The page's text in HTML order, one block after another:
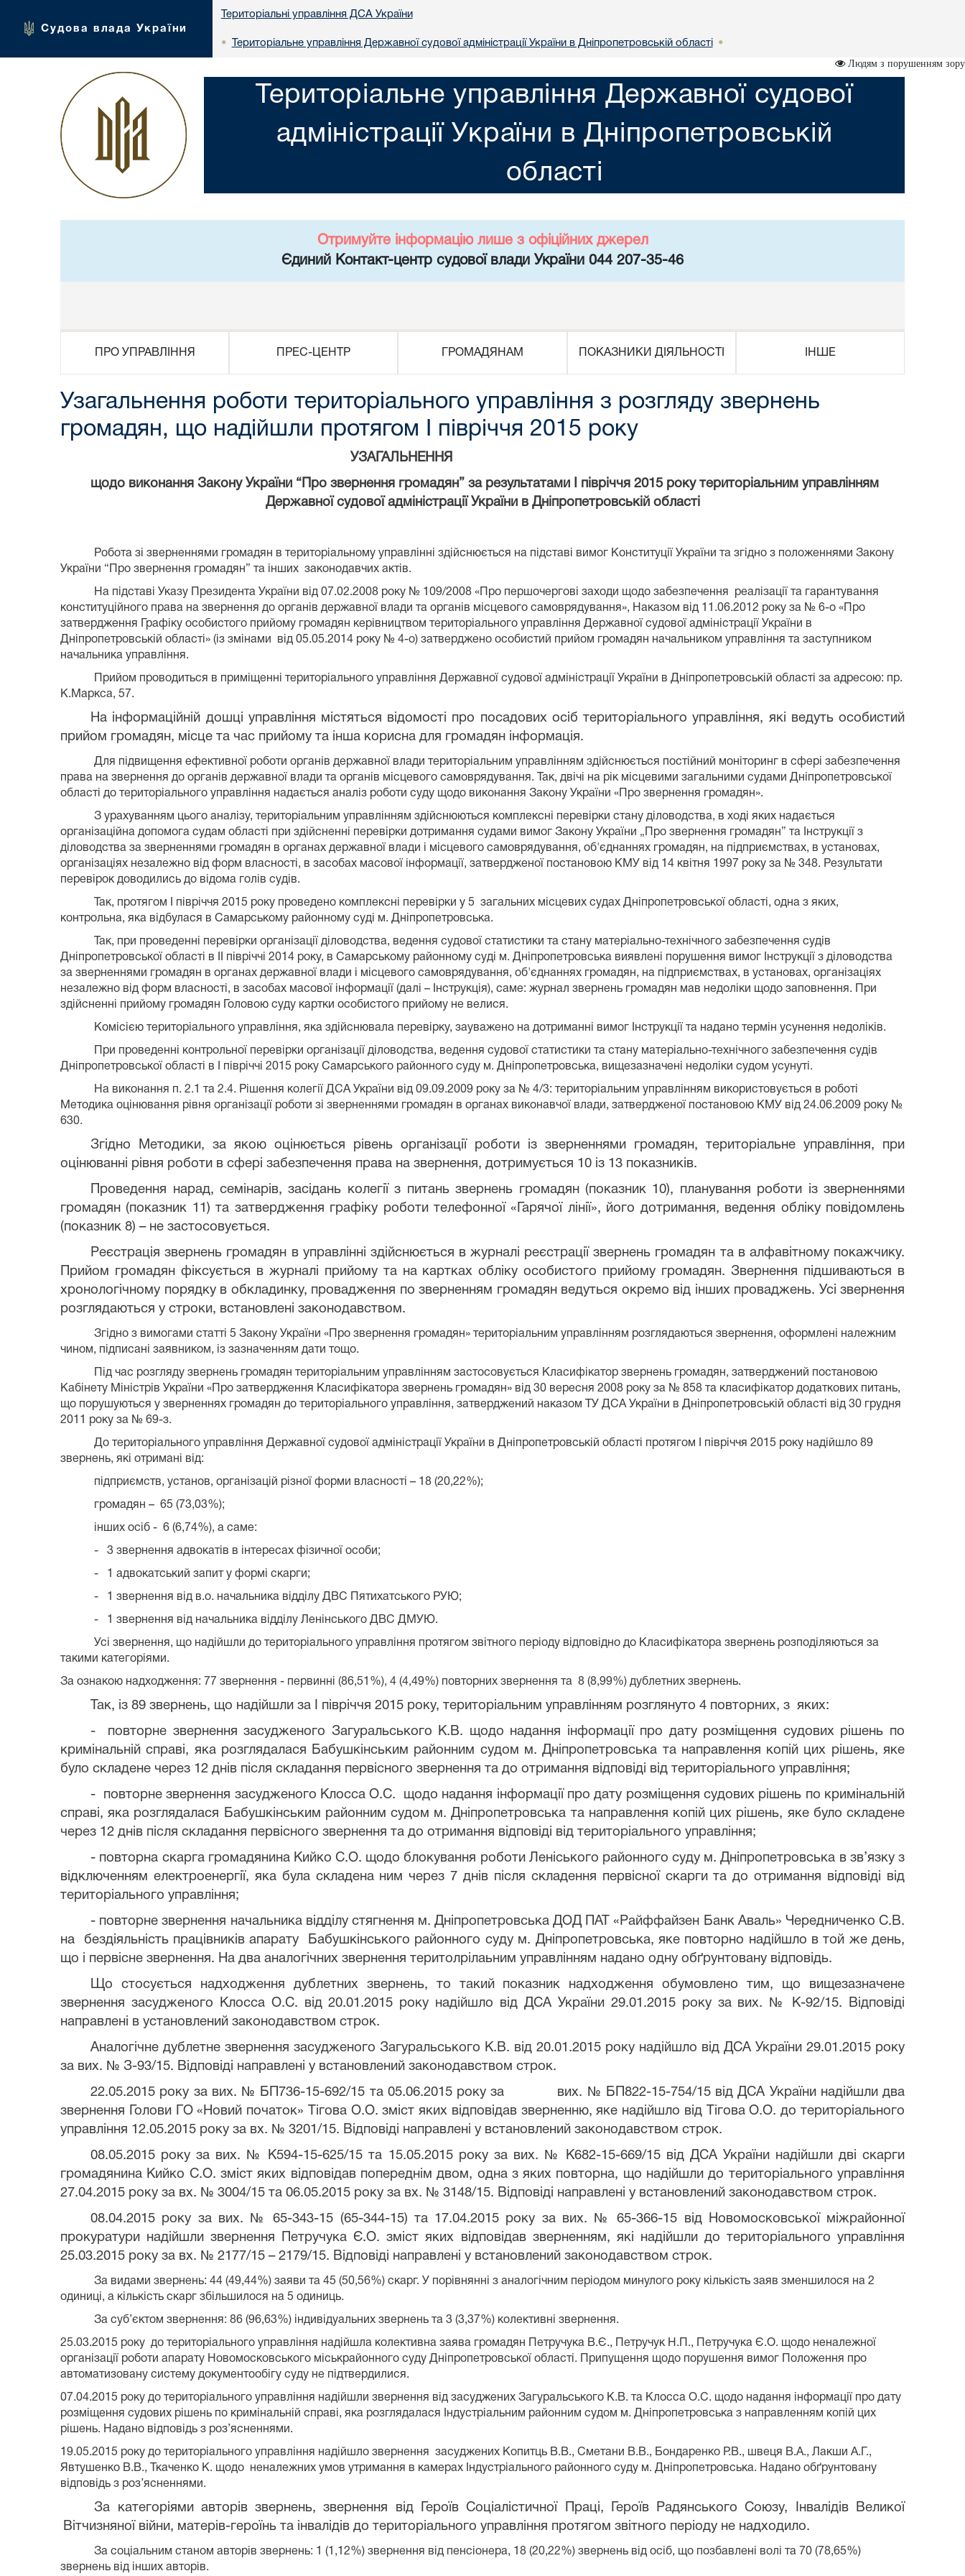
Судова влада України
Територіальні управління ДСА України
• Територіальне управління Державної судової адміністрації України в Днiпропетровській областi
•
Людям з порушенням зору
Територіальне управління Державної судової
адміністрації України в Днiпропетровській
областi
Отримуйте інформацію лише з офіційних джерел
Єдиний Контакт-центр судової влади України 044 207-35-46
ПРО УПРАВЛІННЯ ПРЕС-ЦЕНТР ГРОМАДЯНАМ ПОКАЗНИКИ ДІЯЛЬНОСТІ ІНШЕ
Узагальнення роботи територіального управління з розгляду звернень
громадян, що надійшли протягом І півріччя 2015 року
УЗАГАЛЬНЕННЯ
щодо виконання Закону України “Про звернення громадян” за результатами І півріччя 2015 року територіальним управлінням
Державної судової адміністрації України в Дніпропетровській області
Робота зі зверненнями громадян в територіальному управлінні здійснюється на підставі вимог Конституції України та згідно з положеннями Закону
України “Про звернення громадян” та інших законодавчих актів.
На підставі Указу Президента України від 07.02.2008 року № 109/2008 «Про першочергові заходи щодо забезпечення реалізації та гарантування
конституційного права на звернення до органів державної влади та органів місцевого самоврядування», Наказом від 11.06.2012 року за № 6-о «Про
затвердження Графіку особистого прийому громадян керівництвом територіального управління Державної судової адміністрації України в
Дніпропетровській області» (із змінами від 05.05.2014 року № 4-о) затверджено особистий прийом громадян начальником управління та заступником
начальника управління.
Прийом проводиться в приміщенні територіального управління Державної судової адміністрації України в Дніпропетровській області за адресою: пр.
К.Маркса, 57.
На інформаційній дошці управління містяться відомості про посадових осіб територіального управління, які ведуть особистий
прийом громадян, місце та час прийому та інша корисна для громадян інформація.
Для підвищення ефективної роботи органів державної влади територіальним управлінням здійснюється постійний моніторинг в сфері забезпечення
права на звернення до органів державної влади та органів місцевого самоврядування. Так, двічі на рік місцевими загальними судами Дніпропетровської
області до територіального управління надається аналіз роботи суду щодо виконання Закону України «Про звернення громадян».
З урахуванням цього аналізу, територіальним управлінням здійснюються комплексні перевірки стану діловодства, в ході яких надається
організаційна допомога судам області при здійсненні перевірки дотримання судами вимог Закону України „Про звернення громадян” та Інструкції з
діловодства за зверненнями громадян в органах державної влади і місцевого самоврядування, об'єднаннях громадян, на підприємствах, в установах,
організаціях незалежно від форм власності, в засобах масової інформації, затвердженої постановою КМУ від 14 квітня 1997 року за № 348. Результати
перевірок доводились до відома голів судів.
Так, протягом І півріччя 2015 року проведено комплексні перевірки у 5
загальних місцевих судах Дніпропетровської області, одна з яких,
контрольна, яка відбулася в Самарському районному суді м. Дніпропетровська.
Так, при проведенні перевірки організації діловодства, ведення судової статистики та стану матеріально-технічного забезпечення судів
Дніпропетровської області в ІІ півріччі 2014 року, в Самарському районному суді м. Дніпропетровська виявлені порушення вимог Інструкції з діловодства
за зверненнями громадян в органах державної влади і місцевого самоврядування, об'єднаннях громадян, на підприємствах, в установах, організаціях
незалежно від форм власності, в засобах масової інформації (далі – Інструкція), саме: журнал звернень громадян мав недоліки щодо заповнення. При
здійсненні прийому громадян Головою суду картки особистого прийому не велися.
Комісією територіального управління, яка здійснювала перевірку, зауважено на дотриманні вимог Інструкції та надано термін усунення недоліків.
При проведенні контрольної перевірки організації діловодства, ведення судової статистики та стану матеріально-технічного забезпечення судів
Дніпропетровської області в І півріччі 2015 року Самарського районного суду м. Дніпропетровська, вищезазначені недоліки судом усунуті.
На виконання п. 2.1 та 2.4. Рішення колегії ДСА України від 09.09.2009 року за № 4/3: територіальним управлінням використовується в роботі
Методика оцінювання рівня організації роботи зі зверненнями громадян в органах виконавчої влади, затвердженої постановою КМУ від 24.06.2009 року №
630.
Згідно Методики, за якою оцінюється рівень організації роботи із зверненнями громадян, територіальне управління, при
оцінюванні рівня роботи в сфері забезпечення права на звернення, дотримується 10 із 13 показників.
Проведення нарад, семінарів, засідань колегії з питань звернень громадян (показник 10), планування роботи із зверненнями
громадян (показник 11) та затвердження графіку роботи телефонної «Гарячої лінії», його дотримання, ведення обліку повідомлень
(показник 8) – не застосовується.
Реєстрація звернень громадян в управлінні здійснюється в журналі реєстрації звернень громадян та в алфавітному покажчику.
Прийом громадян фіксується в журналі прийому та на картках обліку особистого прийому громадян. Звернення підшиваються в
хронологічному порядку в обкладинку, провадження по зверненням громадян ведуться окремо від інших проваджень. Усі звернення
розглядаються у строки, встановлені законодавством.
Згідно з вимогами статті 5 Закону України «Про звернення громадян» територіальним управлінням розглядаються звернення, оформлені належним
чином, підписані заявником, із зазначенням дати тощо.
Під час розгляду звернень громадян територіальним управлінням застосовується Класифікатор звернень громадян, затверджений постановою
Кабінету Міністрів України «Про затвердження Класифікатора звернень громадян» від 30 вересня 2008 року за № 858 та класифікатор додаткових питань,
що порушуються у зверненнях громадян до територіального управління, затверджений наказом ТУ ДСА України в Дніпропетровській області від 30 грудня
2011 року за № 69-з.
До територіального управління Державної судової адміністрації України в Дніпропетровській області протягом
І півріччя 2015 року надійшло 89
звернень, які отримані від:
підприємств, установ, організацій різної форми власності – 18 (20,22%);
громадян – 65 (73,03%);
інших осіб - 6 (6,74%), а саме:
- 3 звернення адвокатів в інтересах фізичної особи;
- 1 адвокатський запит у формі скарги;
- 1 звернення від в.о. начальника відділу ДВС Пятихатського РУЮ;
- 1 звернення від начальника відділу Ленінського ДВС ДМУЮ.
Усі звернення, що надійшли до територіального управління протягом звітного періоду відповідно до Класифікатора звернень розподіляються за
такими категоріями.
За ознакою надходження: 77 звернення - первинні (86,51%), 4 (4,49%) повторних звернення та 8 (8,99%) дублетних звернень.
Так, із 89 звернень, що надійшли за І півріччя 2015 року, територіальним управлінням розглянуто 4 повторних, з яких:
- повторне звернення засудженого Загуральського К.В. щодо надання інформації про дату розміщення судових рішень по
кримінальній справі, яка розглядалася Бабушкінським районним судом м. Дніпропетровська та направлення копій цих рішень, яке
було складене через 12 днів після складання первісного звернення та до отримання відповіді від територіального управління;
- повторне звернення засудженого Клосса О.С. щодо надання інформації про дату розміщення судових рішень по кримінальній
справі, яка розглядалася Бабушкінським районним судом м. Дніпропетровська та направлення копій цих рішень, яке було складене
через 12 днів після складання первісного звернення та до отримання відповіді від територіального управління;
- повторна скарга громадянина Кийко С.О. щодо блокування роботи Леніського районного суду м. Дніпропетровська в зв’язку з
відключенням електроенергії, яка була складена ним через 7 днів після складення первісної скарги та до отримання відповіді від
територіального управління;
- повторне звернення начальника відділу стягнення м. Дніпропетровська ДОД ПАТ «Райффайзен Банк Аваль» Чередниченко С.В.
на бездіяльність працівників апарату Бабушкінського районного суду м. Дніпропетровська, яке повторно надійшло в той же день,
що і первісне звернення. На два аналогічних звернення теритолрілаьним управлінням надано одну обґрунтовану відповідь.
Що стосується надходження дублетних звернень, то такий показник надходження обумовлено тим, що вищезазначене
звернення засудженого Клосса О.С. від 20.01.2015 року надійшло від ДСА України 29.01.2015 року за вих. № К-92/15. Відповіді
направлені в установлений законодавством строк.
Аналогічне дублетне звернення засудженого Загуральського К.В. від 20.01.2015 року надійшло від ДСА України 29.01.2015 року
за вих. № З-93/15. Відповіді направлені у встановлений законодавством строк.
22.05.2015 року за вих. № БП736-15-692/15 та 05.06.2015 року за вих. № БП822-15-754/15 від ДСА України надійшли два
звернення Голови ГО «Новий початок» Тігова О.О. зміст яких відповідав зверненню, яке надійшло від Тігова О.О. до територіального
управління 12.05.2015 року за вх. № 3201/15. Відповіді направлені у встановлений законодавством строк.
08.05.2015 року за вих. № К594-15-625/15 та 15.05.2015 року за вих. № К682-15-669/15 від ДСА України надійшли дві скарги
громадянина Кийко С.О. зміст яких відповідав попереднім двом, одна з яких повторна, що надійшли до територіального управління
27.04.2015 року за вх. № 3004/15 та 06.05.2015 року за вх. № 3148/15. Відповіді направлені у встановлений законодавством строк.
08.04.2015 року за вих. № 65-343-15 (65-344-15) та 17.04.2015 року за вих. № 65-366-15 від Новомосковської міжрайонної
прокуратури надійшли звернення Петручука Є.О. зміст яких відповідав зверненням, які надійшли до територіального управління
25.03.2015 року за вх. № 2177/15 – 2179/15. Відповіді направлені у встановлений законодавством строк.
За видами звернень: 44 (49,44%) заяви та 45 (50,56%) скарг. У порівнянні з аналогічним періодом минулого року кількість заяв зменшилося на 2
одиниці, а кількість скарг збільшилося на 5 одиниць.
За суб’єктом звернення: 86 (96,63%) індивідуальних звернень та 3 (3,37%) колективні звернення.
25.03.2015 року до територіального управління надійшла колективна заява громадян Петручука В.Є., Петручук Н.П., Петручука Є.О. щодо неналежної
організації роботи апарату Новомосковського міськрайонного суду Дніпропетровської області. Припущення щодо порушення вимог Положення про
автоматизовану систему документообігу суду не підтвердилися.
07.04.2015 року до територіального управління надійшли звернення від засуджених Загуральського К.В. та Клосса О.С. щодо надання інформації про дату
розміщення судових рішень по кримінальній справі, яка розглядалася Індустріальним районним судом м. Дніпропетровська з направленням копій цих
рішень. Надано відповідь з роз’ясненнями.
19.05.2015 року до територіального управління надійшло звернення засуджених Копитць В.В., Сметани В.В., Бондаренко Р.В., швеця В.А., Лакши А.Г.,
Явтушенко В.В., Ткаченко К. щодо неналежних умов утримання в камерах Індустріального районного суду м. Дніпропетровська. Надано обґрунтовану
відповідь з роз’ясненнями.
За категоріями авторів звернень, звернення від Героїв Соціалістичної Праці, Героїв Радянського Союзу, Інвалідів Великої
Вітчизняної війни, матерів-героїнь та інвалідів до територіального управління протягом звітного періоду не надходило.
За соціальним станом авторів звернень: 1 (1,12%) звернення від пенсіонера, 18 (20,22%) звернень від осіб, що позбавлені волі та 70 (78,65%)
звернень від інших авторів.